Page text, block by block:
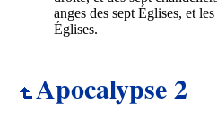
anges des sept Églises, et
Églises.
Apocalypse 2